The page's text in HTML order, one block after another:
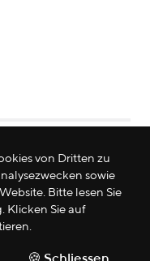
von Dritten zu
sowie
Bitte lesen Sie
. Klicken Sie auf